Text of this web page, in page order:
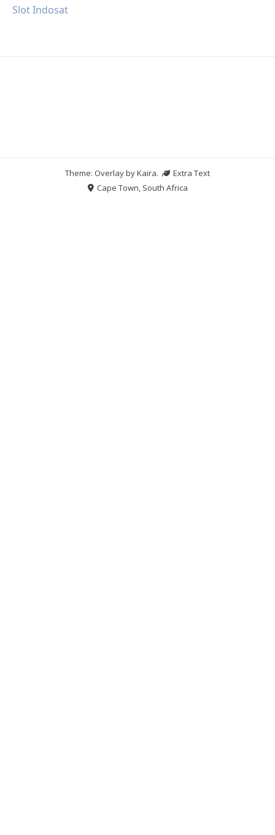
Slot Indosat
Theme: Overlay byKaira.
Extra Text
Cape Town, South Africa